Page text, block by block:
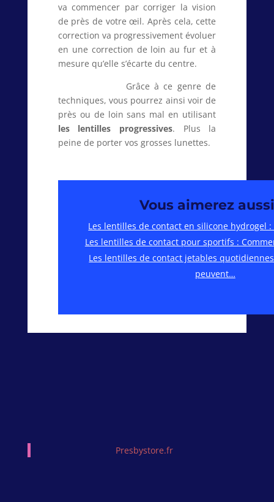
va commencer par corriger la vision
de près de votre œil. Après cela, cette
correction va progressivement évoluer
en une correction de loin au fur et à
mesure qu’elle s’écarte du centre.
Grâce à ce genre de
techniques, vous pourrez ainsi voir de
près ou de loin sans mal en utilisant
les lentilles progressives. Plus la
peine de porter vos grosses lunettes.
Vous aimerez
Les lentilles de contact en silicone hydrogel
Les lentilles de contact pour sportifs :
Les lentilles de contact jetables
peuvent…
Presbystore.fr